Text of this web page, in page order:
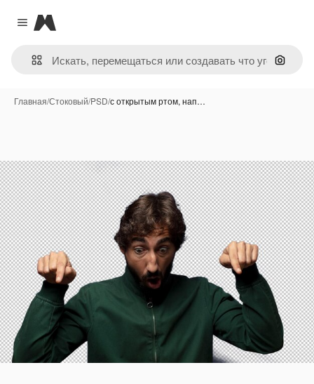
Close menu
Magnific
Поиск
Главная/Стоковый/PSD/с открытым ртом, нап…